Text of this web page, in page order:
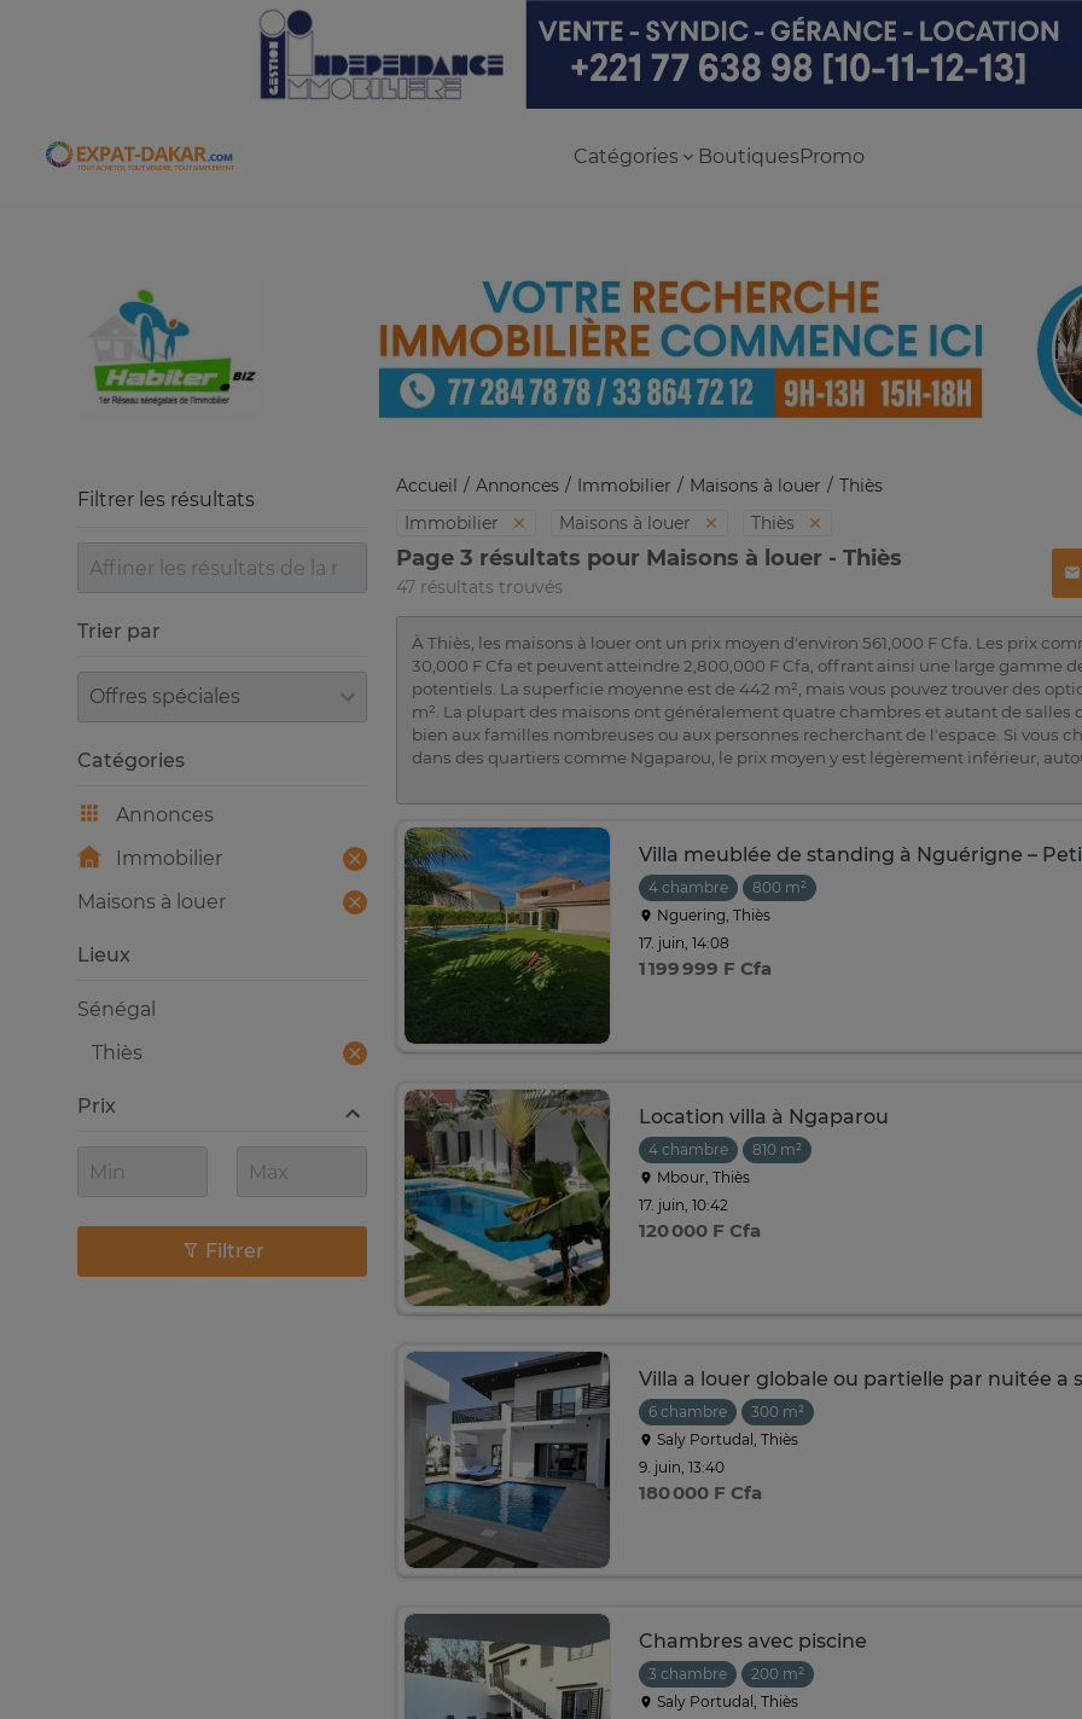
Expat-Dakar Catégories BoutiquesPromo
Accueil Annonces Immobilier Maisons à louer
Thiès
Immobilier
Maisons à louer Thiès
Page 3 résultats pour Maisons à louer - Thiès
47 résultats trouvés
À Thiès, les maisons à louer ont un prix moyen d'environ 561,000 F Cfa. Les prix
30,000 F Cfa et peuvent atteindre 2,800,000 F Cfa, offrant ainsi une large gamme
potentiels. La superficie moyenne est de 442 m², mais vous pouvez trouver des
m². La plupart des maisons ont généralement quatre chambres et autant de salles
bien aux familles nombreuses ou aux personnes recherchant de l'espace. Si vous
dans des quartiers comme Ngaparou, le prix moyen y est légèrement inférieur,
Villa meublée de standing à Nguérigne –
4 chambre
800 m²
Nguering, Thiès
17. juin, 14:08
1 199 999 F Cfa
Location villa à Ngaparou
4 chambre
810 m²
Mbour, Thiès
17. juin, 10:42
120 000 F Cfa
Villa a louer globale ou partielle par nuitée a
6 chambre
300 m²
Saly Portudal, Thiès
9. juin, 13:40
180 000 F Cfa
Chambres avec piscine
3 chambre
200 m²
Saly Portudal, Thiès
Filtrer les résultats
Trier par
Trier par
Catégories
Annonces
Immobilier
Maisons à louer
Lieux
Sénégal
Thiès
Prix
Filtrer